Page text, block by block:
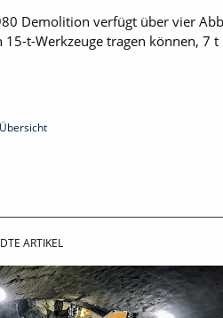
Demolition verfügt über vier
15-t-Werkzeuge tragen können,
ARTIKEL